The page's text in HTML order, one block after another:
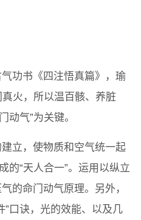
功书《四注悟真篇》，瑜
真火，所以温百骸、养脏
动气”为关键。
立，使物质和空气统一起
的“天人合一”。运用以纵立
的命门动气原理。另外，
”口诀，光的效能、以及几